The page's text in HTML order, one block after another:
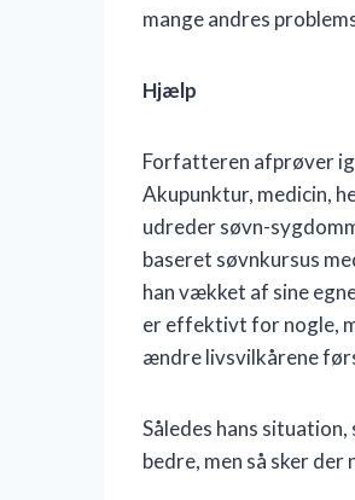
mange andres
Hjælp
Forfatteren afprøver
Akupunktur, medicin,
udreder søvn-
baseret søvnkursus
han vækket af sine
er effektivt for nogle,
ændre livsvilkårene
Således hans
bedre, men så sker